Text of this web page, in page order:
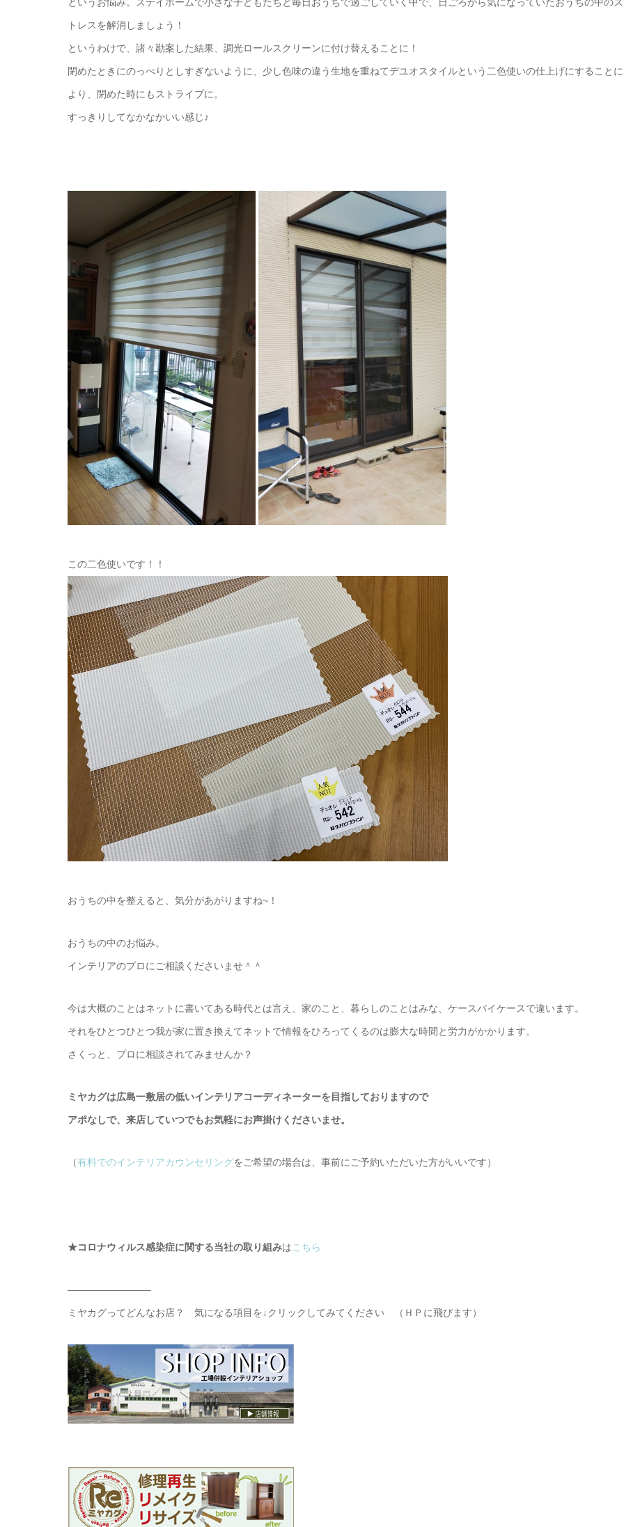
トレスを解消しましょう！
というわけで、諸々勘案した結果、調光ロールスクリーンに付け替えることに！
閉めたときにのっぺりとしすぎないように、少し色味の違う生地を重ねてデユオスタイルという二色使いの仕上げにすることに
より、閉めた時にもストライプに。
すっきりしてなかなかいい感じ♪
この二色使いです！！
おうちの中を整えると、気分があがりますね~！
おうちの中のお悩み。
インテリアのプロにご相談くださいませ＾＾
今は大概のことはネットに書いてある時代とは言え、家のこと、暮らしのことはみな、ケースバイケースで違います。
それをひとつひとつ我が家に置き換えてネットで情報をひろってくるのは膨大な時間と労力がかかります。
さくっと、プロに相談されてみませんか？
ミヤカグは広島一敷居の低いインテリアコーディネーターを目指しておりますので
アポなしで、来店していつでもお気軽にお声掛けくださいませ。
（有料でのインテリアカウンセリングをご希望の場合は、事前にご予約いただいた方がいいです）
★コロナウィルス感染症に関する当社の取り組みは こちら
————————–
ミヤカグってどんなお店？ 気になる項目を↓クリックしてみてください （ＨＰに飛びます）